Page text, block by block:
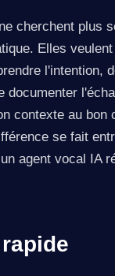
cherchent plus
Elles
l'intention,
documenter
contexte au bon
se fait
agent vocal IA